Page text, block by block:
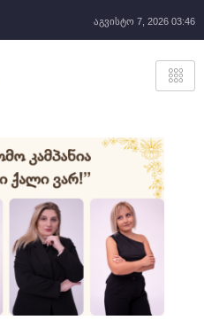
აგვისტო 7, 2026 03:46